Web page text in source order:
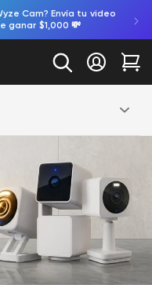
Cam? Envía tu video
ganar $1,000 💸
Iniciar